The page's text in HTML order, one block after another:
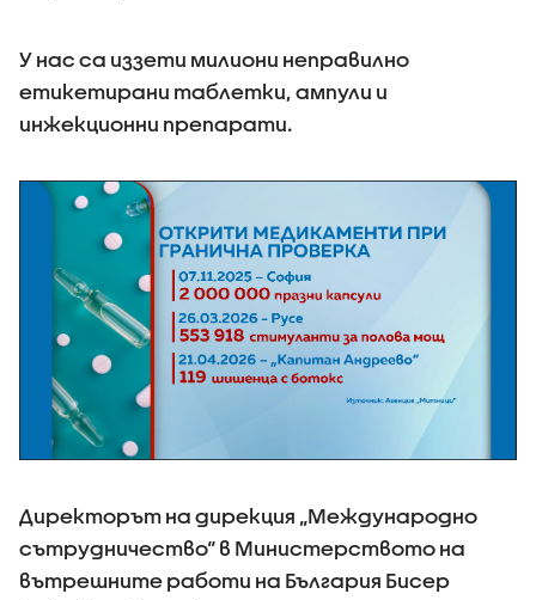
У нас са иззети милиони неправилно
етикетирани таблетки, ампули и
инжекционни препарати.
Директорът на дирекция „Международно
сътрудничество“ в Министерството на
вътрешните работи на България Бисер